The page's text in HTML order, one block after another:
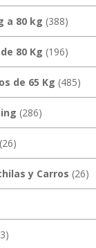
a 80 kg (388)
80 Kg (196)
de 65 Kg (485)
(286)
(26)
y Carros (26)